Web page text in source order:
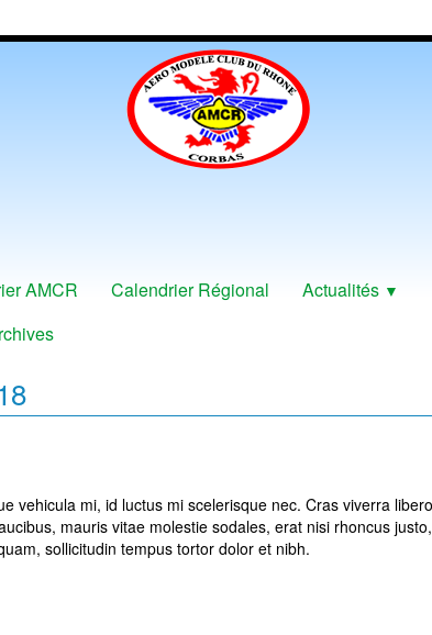
AMCR Calendrier Régional Actualités ▼
vehicula mi, id luctus mi scelerisque nec. Cras viverra
mauris vitae molestie sodales, erat nisi rhoncus
sollicitudin tempus tortor dolor et nibh.